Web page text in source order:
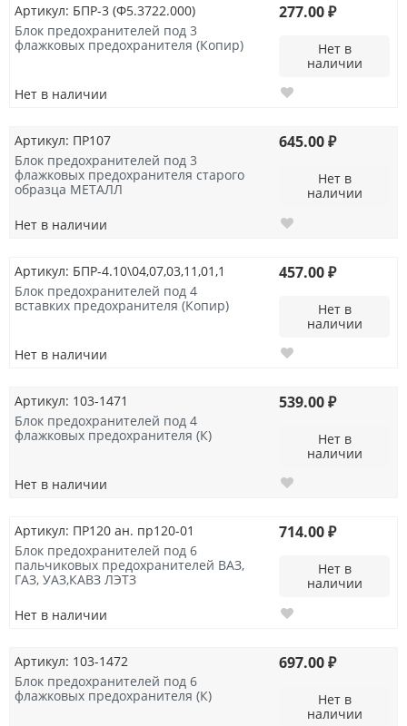
Артикул: БПР-3 (Ф5.3722.000)
Блок предохранителей под 3
флажковых предохранителя (Копир)
Нет в наличии
277.00 ₽
Нет в
наличии
Артикул: ПР107
Блок предохранителей под 3
флажковых предохранителя старого
образца МЕТАЛЛ
Нет в наличии
645.00 ₽
Нет в
наличии
Артикул: БПР-4.10\04,07,03,11,01,1
Блок предохранителей под 4
вставких предохранителя (Копир)
Нет в наличии
457.00 ₽
Нет в
наличии
Артикул: 103-1471
Блок предохранителей под 4
флажковых предохранителя (К)
Нет в наличии
539.00 ₽
Нет в
наличии
Артикул: ПР120 ан. пр120-01
Блок предохранителей под 6
пальчиковых предохранителей ВАЗ,
ГАЗ, УАЗ,КАВЗ ЛЭТЗ
Нет в наличии
714.00 ₽
Нет в
наличии
Артикул: 103-1472
Блок предохранителей под 6
флажковых предохранителя (К)
697.00 ₽
Нет в
наличии